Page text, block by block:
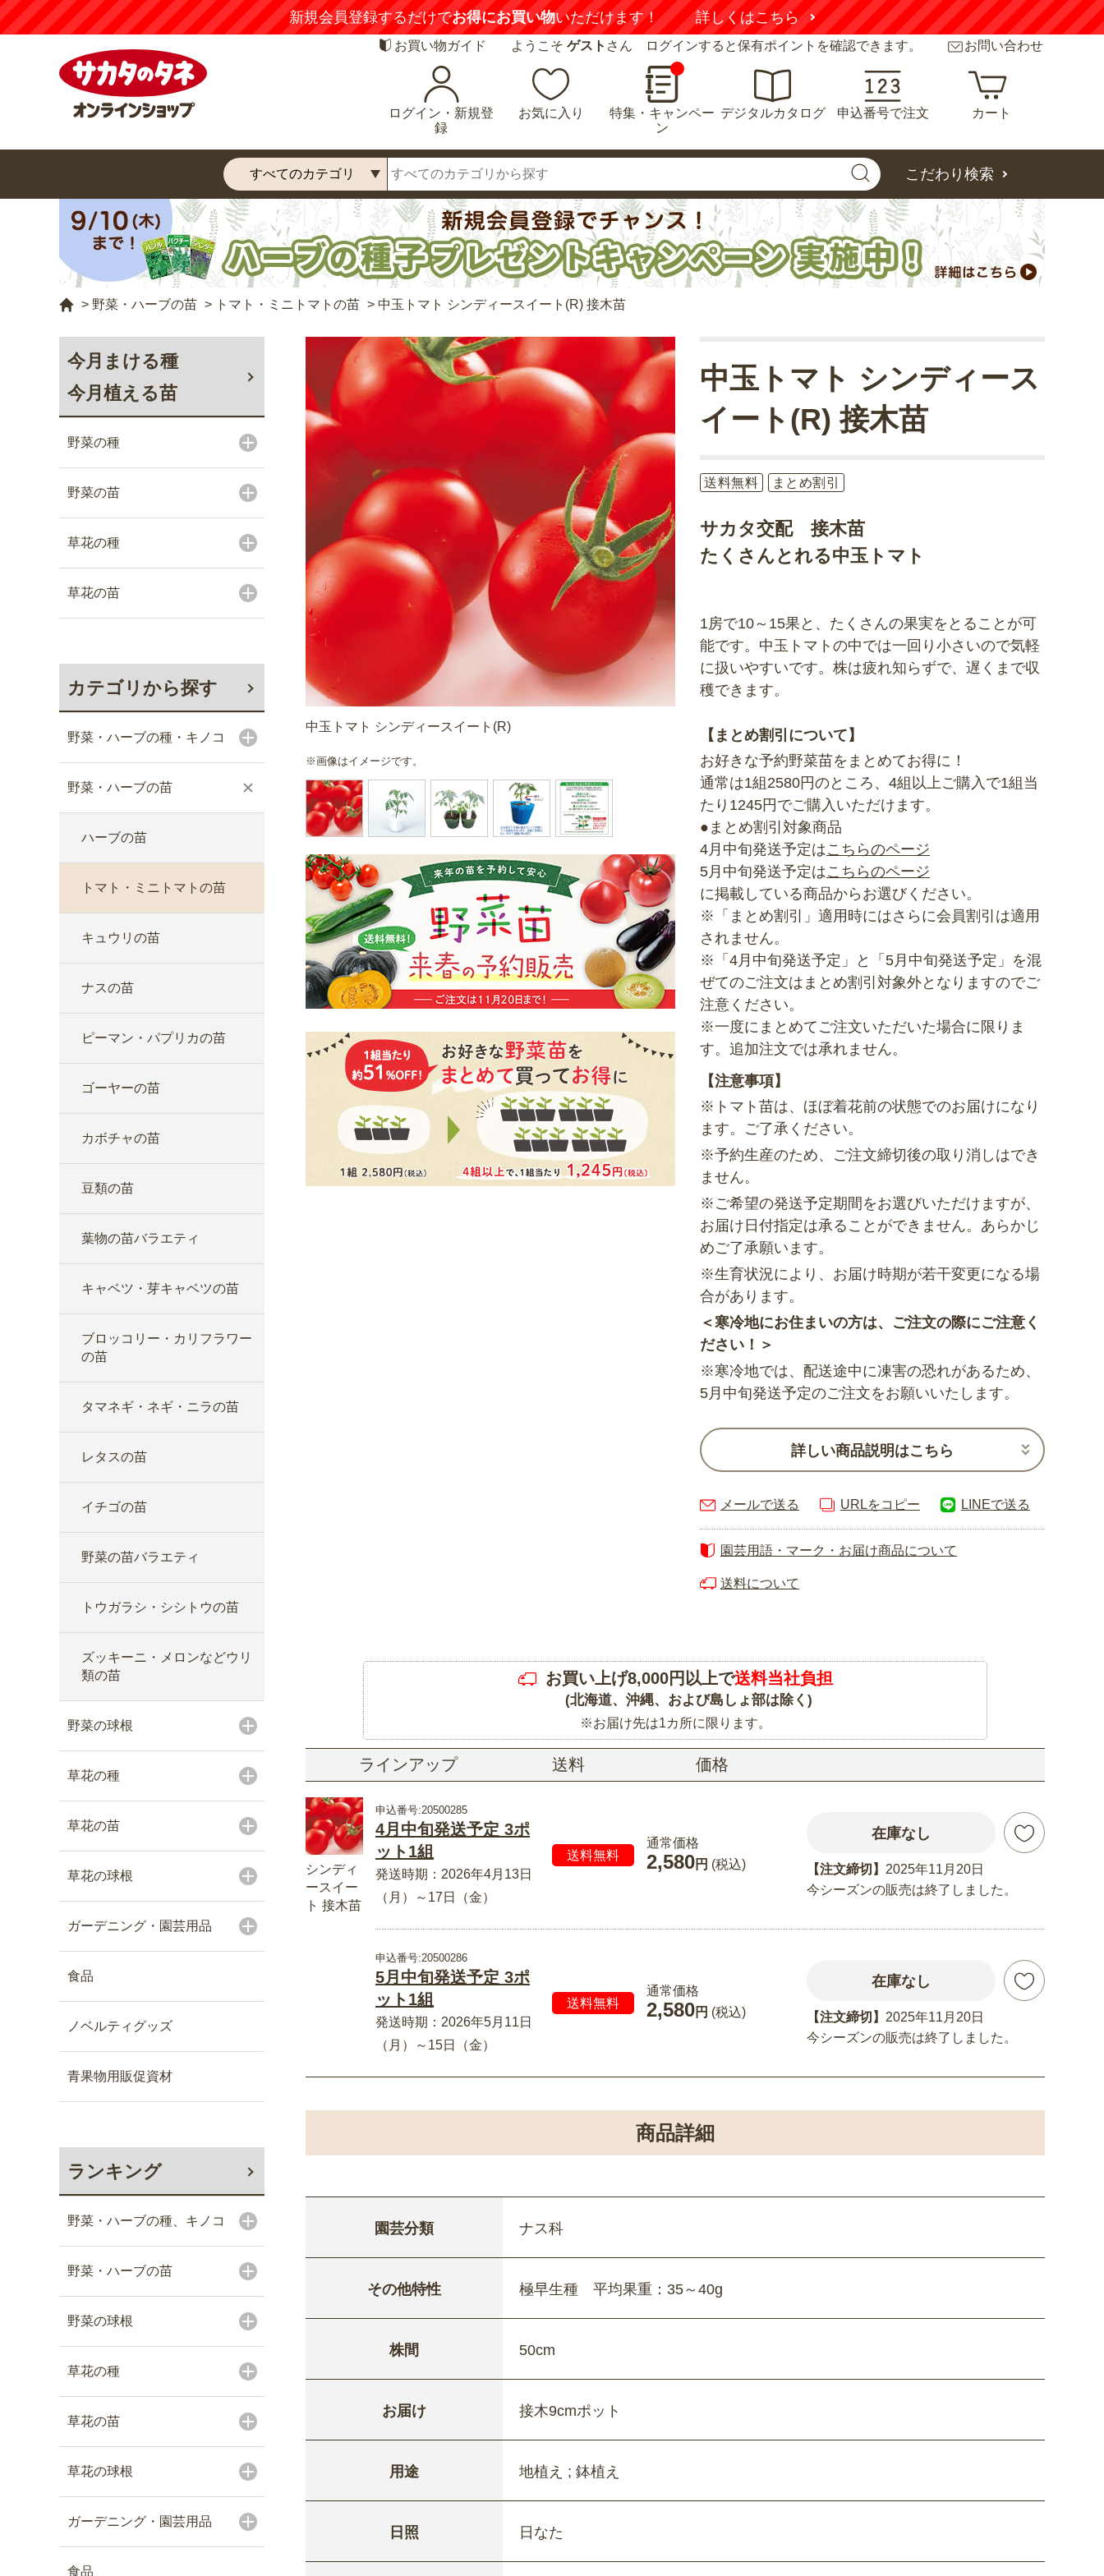
【注意喚起】悪質な偽サイトにご注意ください 詳しくはこちら
お買い物ガイド ようこそ ゲスト さん ログインすると保有ポイントを確認できます。 お問い合わせ
ログイン・新規登
録
お気に入り
特集・キャンペー
ン
デジタルカタログ 申込番号で注文 カート
こだわり検索
> 野菜・ハーブの苗 > トマト・ミニトマトの苗 > 中玉トマト シンディースイート(R) 接木苗
今月まける種
今月植える苗
野菜の種
野菜の苗
草花の種
草花の苗
カテゴリから探す
野菜・ハーブの種・キノコ
野菜・ハーブの苗
ハーブの苗
トマト・ミニトマトの苗
キュウリの苗
ナスの苗
ピーマン・パプリカの苗
ゴーヤーの苗
カボチャの苗
豆類の苗
葉物の苗バラエティ
キャベツ・芽キャベツの苗
ブロッコリー・カリフラワー
の苗
タマネギ・ネギ・ニラの苗
レタスの苗
イチゴの苗
野菜の苗バラエティ
トウガラシ・シシトウの苗
ズッキーニ・メロンなどウリ
類の苗
野菜の球根
草花の種
草花の苗
草花の球根
ガーデニング・園芸用品
食品
ノベルティグッズ
青果物用販促資材
ランキング
野菜・ハーブの種、キノコ
野菜・ハーブの苗
野菜の球根
草花の種
草花の苗
草花の球根
ガーデニング・園芸用品
食品
中玉トマト シンディースイート(R)
※画像はイメージです。
送料無料 まとめ割引
サカタ交配 接木苗
たくさんとれる中玉トマト
中玉トマト シンディース
イート(R) 接木苗
1房で10～15果と、たくさんの果実をとることが可
能です。中玉トマトの中では一回り小さいので気軽
に扱いやすいです。株は疲れ知らずで、遅くまで収
穫できます。
【まとめ割引について】
お好きな予約野菜苗をまとめてお得に！
通常は1組2580円のところ、4組以上ご購入で1組当
たり1245円でご購入いただけます。
●まとめ割引対象商品
4月中旬発送予定はこちらのページ
5月中旬発送予定はこちらのページ
に掲載している商品からお選びください。
※「まとめ割引」適用時にはさらに会員割引は適用
されません。
※「4月中旬発送予定」と「5月中旬発送予定」を混
ぜてのご注文はまとめ割引対象外となりますのでご
注意ください。
※一度にまとめてご注文いただいた場合に限りま
す。追加注文では承れません。
【注意事項】
※トマト苗は、ほぼ着花前の状態でのお届けになり
ます。ご了承ください。
※予約生産のため、ご注文締切後の取り消しはでき
ません。
※ご希望の発送予定期間をお選びいただけますが、
お届け日付指定は承ることができません。あらかじ
めご了承願います。
※生育状況により、お届け時期が若干変更になる場
合があります。
＜寒冷地にお住まいの方は、ご注文の際にご注意く
ださい！＞
※寒冷地では、配送途中に凍害の恐れがあるため、
5月中旬発送予定のご注文をお願いいたします。
詳しい商品説明はこちら
メールで送る URLをコピー LINEで送る
園芸用語・マーク・お届け商品について
送料について
お買い上げ8,000円以上で送料当社負担
(北海道、沖縄、および島しょ部は除く)
※お届け先は1カ所に限ります。
ラインアップ 送料 価格
シンディ
ースイー
ト 接木苗
申込番号:20500285
4月中旬発送予定 3ポ
ット1組
発送時期：2026年4月13日
（月）～17日（金）
送料無料
通常価格
2,580円 (税込)
在庫なし
【注文締切】 2025年11月20日
今シーズンの販売は終了しました。
申込番号:20500286
5月中旬発送予定 3ポ
ット1組
発送時期：2026年5月11日
（月）～15日（金）
送料無料
通常価格
2,580円 (税込)
在庫なし
【注文締切】 2025年11月20日
今シーズンの販売は終了しました。
商品詳細
園芸分類 ナス科
その他特性 極早生種 平均果重：35～40g
株間 50cm
お届け 接木9cmポット
用途 地植え ; 鉢植え
日照 日なた